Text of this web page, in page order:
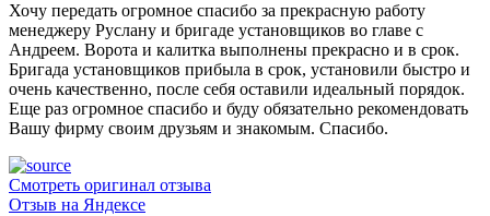
Хочу передать огромное спасибо за прекрасную работу
менеджеру Руслану и бригаде установщиков во главе с
Андреем. Ворота и калитка выполнены прекрасно и в срок.
Бригада установщиков прибыла в срок, установили быстро и
очень качественно, после себя оставили идеальный порядок.
Еще раз огромное спасибо и буду обязательно рекомендовать
Вашу фирму своим друзьям и знакомым. Спасибо.
Смотреть оригинал отзыва
Отзыв на Яндексе